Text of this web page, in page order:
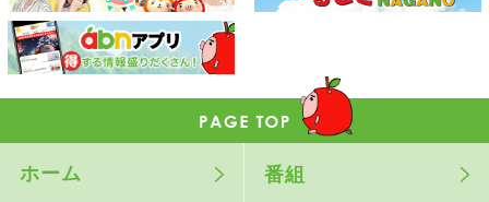
ホーム 番組